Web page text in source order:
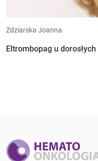
Zdziarska Joanna
Eltrombopag u